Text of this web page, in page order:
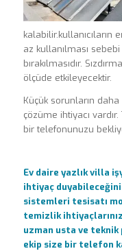
kalabilir.kullanıcıların
az kullanılması
bırakılmasıdır.
ölçüde etkileyecektir.
Küçük sorunların
çözüme ihtiyacı
bir telefonunuzu
Ev daire yazlık villa
ihtiyaç
sistemleri tesisatı
temizlik
uzman usta ve
ekip size bir telefon